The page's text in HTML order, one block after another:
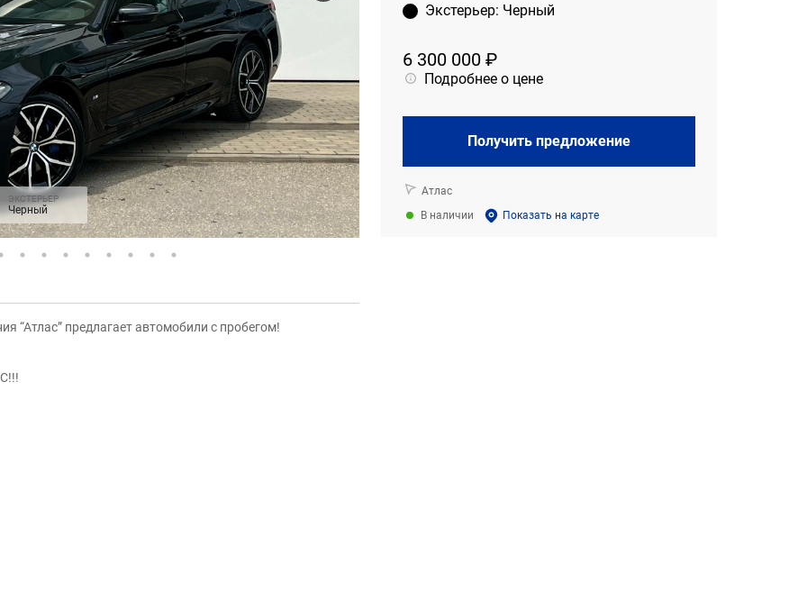
ЭКСТЕРЬЕР
Черный
“Атлас” предлагает автомобили с пробегом!
Экстерьер: Черный
6 300 000 ₽
Подробнее о цене
Получить предложение
Атлас
В наличии
Показать на карте